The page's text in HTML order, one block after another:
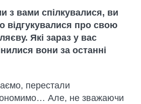
з вами спілкувалися, ви
відгукувалися про свою
Які зараз у вас
вони за останні
перестали
Але, не зважаючи